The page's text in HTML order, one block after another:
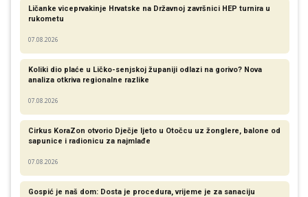
Ličanke viceprvakinje Hrvatske na Državnoj završnici HEP turnira u
rukometu
07.08.2026
Koliki dio plaće u Ličko-senjskoj županiji odlazi na gorivo? Nova
analiza otkriva regionalne razlike​
07.08.2026
Cirkus KoraZon otvorio Dječje ljeto u Otočcu uz žonglere, balone od
sapunice i radionicu za najmlađe
07.08.2026
Gospić je naš dom: Dosta je procedura, vrijeme je za sanaciju